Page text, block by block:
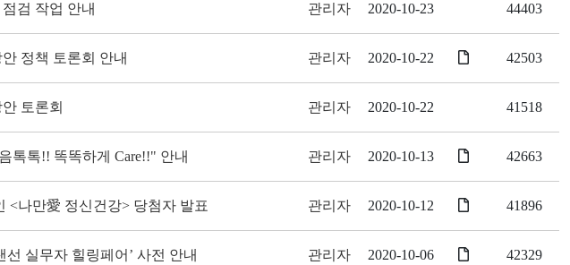
검 작업 안내 관리자 2020-10-23 44403
정책 토론회 안내 관리자 2020-10-22 42503
토론회 관리자 2020-10-22 41518
톡톡!! 똑똑하게 Care!!" 안내 관리자 2020-10-13 42663
<나만愛 정신건강> 당첨자 발표 관리자 2020-10-12 41896
실무자 힐링페어’ 사전 안내 관리자 2020-10-06 42329